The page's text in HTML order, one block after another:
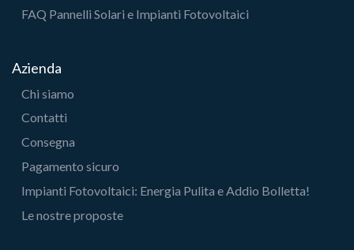
FAQ Pannelli Solari e Impianti Fotovoltaici
Azienda
Chi siamo
Contatti
Consegna
Pagamento sicuro
Impianti Fotovoltaici: Energia Pulita e Addio Bolletta!
Le nostre proposte